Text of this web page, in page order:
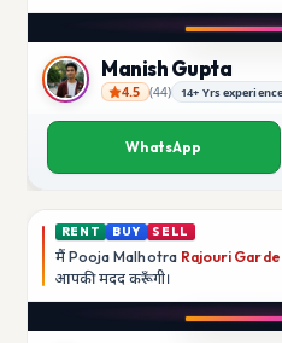
Manish Gupta
Manish Gupta
4.5 (44) 14+ Yrs experience
WhatsApp
RENT BUY SELL
मैं Pooja Malhotra Rajouri
आपकी मददकरूँगी।